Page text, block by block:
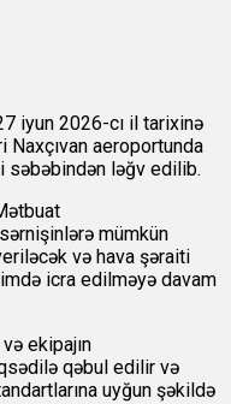
iyun 2026-cı il tarixinə
Naxçıvan aeroportunda
səbəbindən ləğv edilib.
mümkün
və hava şəraiti
icra edilməyə davam
ekipajın
qəbul edilir və
uyğun şəkildə